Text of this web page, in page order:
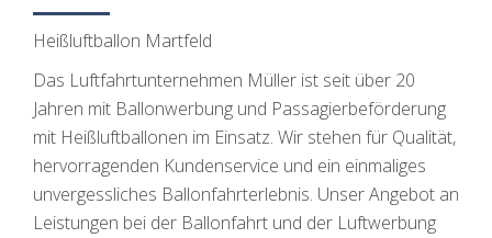
Heißluftballon Martfeld
Das Luftfahrtunternehmen Müller ist seit über 20
Jahren mit Ballonwerbung und Passagierbeförderung
mit Heißluftballonen im Einsatz. Wir stehen für Qualität,
hervorragenden Kundenservice und ein einmaliges
unvergessliches Ballonfahrterlebnis. Unser Angebot an
Leistungen bei der Ballonfahrt und der Luftwerbung